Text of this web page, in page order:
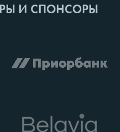
И СПОНСОРЫ